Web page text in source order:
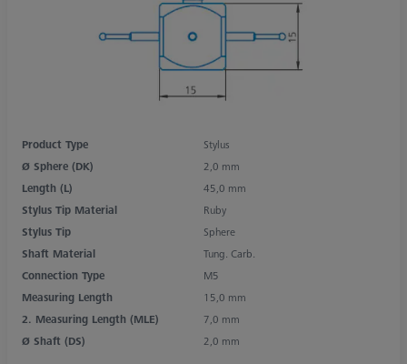
Product Type
Stylus
Ø Sphere (DK)
2,0 mm
Length (L)
45,0 mm
Stylus Tip Material
Ruby
Stylus Tip
Sphere
Shaft Material
Tung. Carb.
Connection Type
M5
Measuring Length
15,0 mm
2. Measuring Length (MLE)
7,0 mm
Ø Shaft (DS)
2,0 mm